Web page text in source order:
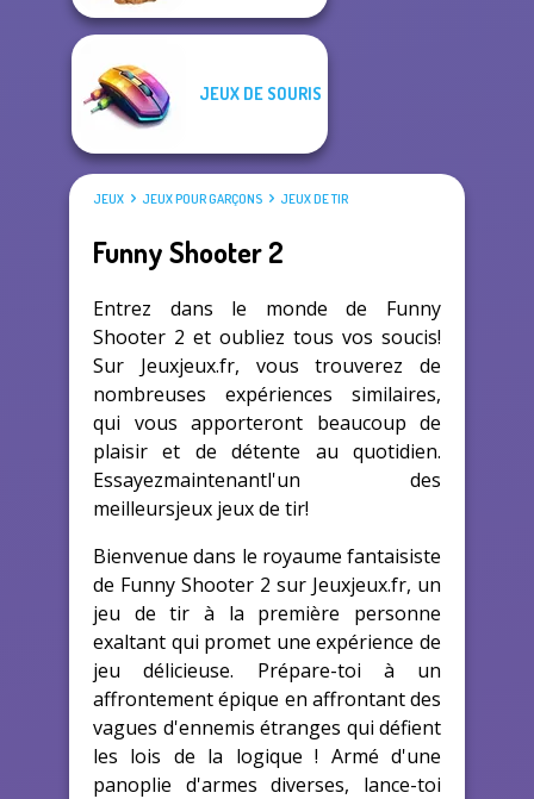
JEUX DE SOURIS
JEUX JEUX POUR GARÇONS JEUX DE TIR
Funny Shooter 2
Entrez dans le monde de Funny
Shooter 2 et oubliez tous vos soucis!
Sur Jeuxjeux.fr, vous trouverez de
nombreuses expériences similaires,
qui vous apporteront beaucoup de
plaisir et de détente au quotidien.
Essayezmaintenantl'un des
meilleursjeux jeux de tir!
Bienvenue dans le royaume fantaisiste
de Funny Shooter 2 sur Jeuxjeux.fr, un
jeu de tir à la première personne
exaltant qui promet une expérience de
jeu délicieuse. Prépare-toi à un
affrontement épique en affrontant des
vagues d'ennemis étranges qui défient
les lois de la logique ! Armé d'une
panoplie d'armes diverses, lance-toi